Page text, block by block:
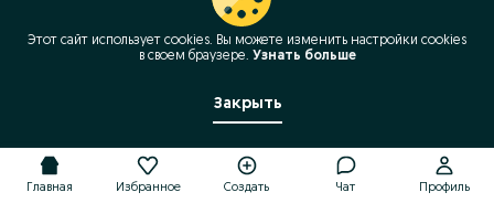
Главная Избранное Создать Чат Профиль
Этот сайт использует cookies. Вы можете изменить настройки cookies
в своeм браузере. Узнать больше
Закрыть